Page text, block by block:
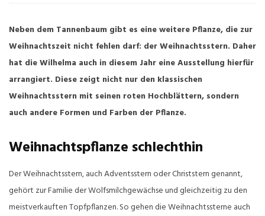
Neben dem Tannenbaum gibt es eine weitere Pflanze, die zur
Weihnachtszeit nicht fehlen darf: der Weihnachtsstern. Daher
hat die Wilhelma auch in diesem Jahr eine Ausstellung hierfür
arrangiert. Diese zeigt nicht nur den klassischen
Weihnachtsstern mit seinen roten Hochblättern, sondern
auch andere Formen und Farben der Pflanze.
Weihnachtspflanze schlechthin
Der Weihnachtsstern, auch Adventsstern oder Christstern genannt,
gehört zur Familie der Wolfsmilchgewächse und gleichzeitig zu den
meistverkauften Topfpflanzen. So gehen die Weihnachtssterne auch